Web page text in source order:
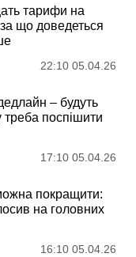
тарифи на
що доведеться
22:10 05.04.26
– будуть
поспішити
17:10 05.04.26
покращити:
на головних
16:10 05.04.26